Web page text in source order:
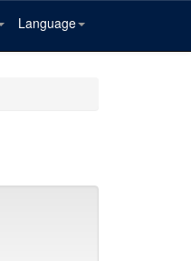
Language